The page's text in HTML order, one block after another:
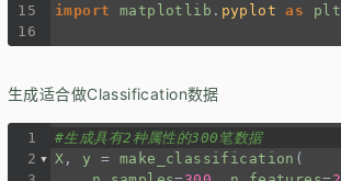
15
import matplotlib . pyplot as
plt
16
生成适合做Classification数据
1
#生成具有2种属性的300笔数据
2
X , y = make_classification (